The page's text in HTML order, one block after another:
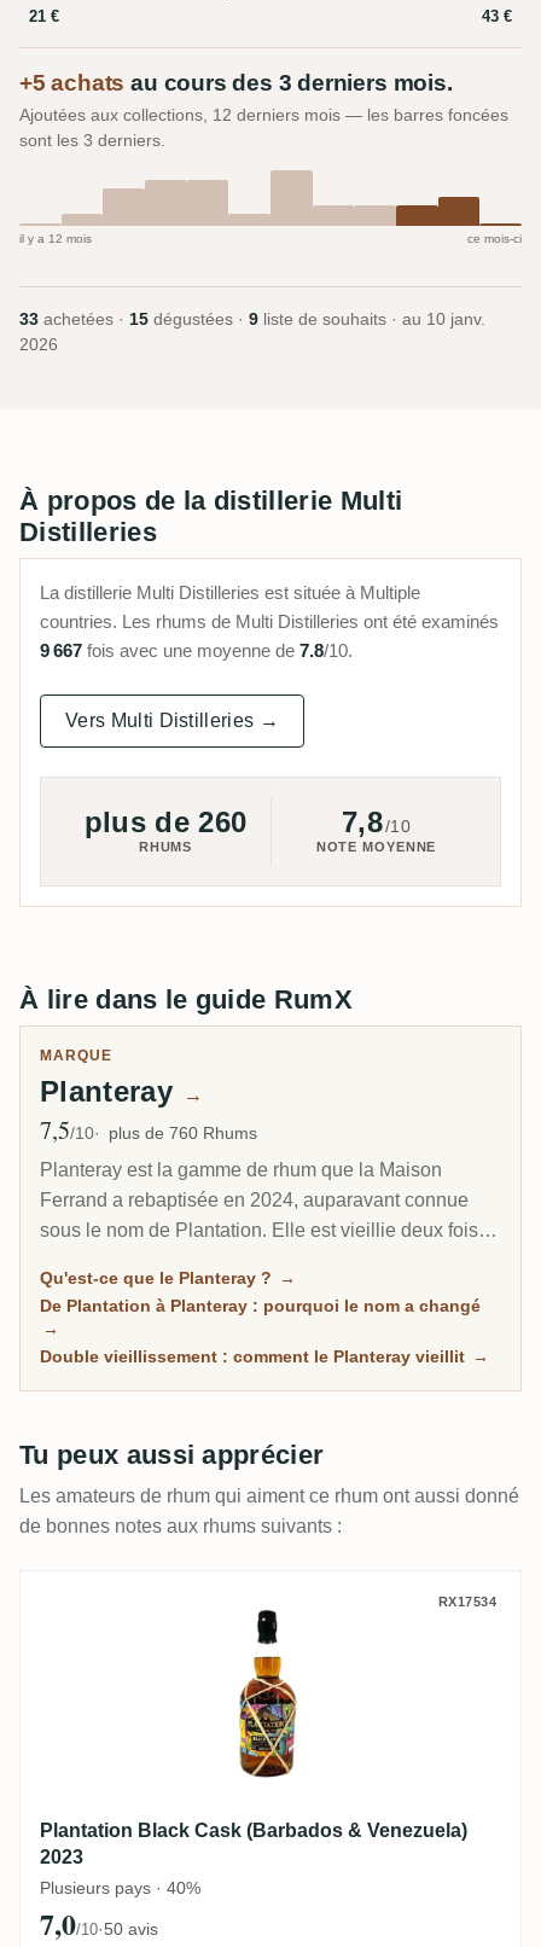
21 € 43 €
+5 achats au cours des 3 derniers mois.
Ajoutées aux collections, 12 derniers mois — les barres foncées
sont les 3 derniers.
il y a 12 mois ce mois-ci
33 achetées · 15 dégustées · 9 liste de souhaits · au 10 janv.
2026
À propos de la distillerie Multi
Distilleries
La distillerie Multi Distilleries est située à Multiple
countries. Les rhums de Multi Distilleries ont été examinés
9 667 fois avec une moyenne de 7.8/10.
Vers Multi Distilleries →
plus de 260
RHUMS
7,8/10
NOTE MOYENNE
À lire dans le guide RumX
MARQUE
Planteray →
Note moyenne
7,5/10 plus de 760 Rhums
Planteray est la gamme de rhum que la Maison
Ferrand a rebaptisée en 2024, auparavant connue
sous le nom de Plantation. Elle est vieillie deux fois :
sein de l'historique West Indies Rum Distillery, puis
affinée en France en fûts ayant contenu du cognac, ce
qui donne au style maison son caractère rond et poli.
Anniversary à une longue série de rhums riches en
esters et de fûts uniques.
Qu'est-ce que le Planteray ? →
De Plantation à Planteray : pourquoi le nom a changé
→
Double vieillissement : comment le Planteray vieillit →
Tu peux aussi apprécier
Les amateurs de rhum qui aiment ce rhum ont aussi donné
de bonnes notes aux rhums suivants :
Plantation Black Cask (Barbados &RX17534
Plantation Black Cask (Barbados & Venezuela)
2023
Plusieurs pays · 40%
7,0/10·50 avis